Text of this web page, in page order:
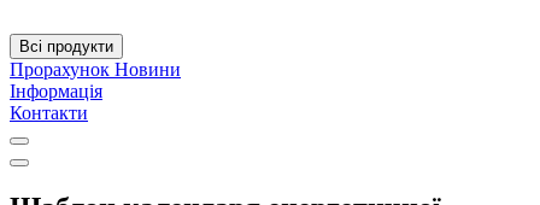
Всі продукти
Прорахунок Новини
Інформація
Контакти